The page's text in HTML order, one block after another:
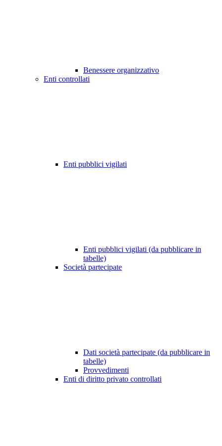
Benessere organizzativo
Enti controllati
Enti pubblici vigilati
Enti pubblici vigilati (da pubblicare in
tabelle)
Società partecipate
Dati società partecipate (da pubblicare in
tabelle)
Provvedimenti
Enti di diritto privato controllati